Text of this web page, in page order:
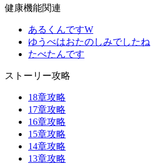
健康機能関連
あるくんですW
ゆうべはおたのしみでしたね
たべたんです
ストーリー攻略
18章攻略
17章攻略
16章攻略
15章攻略
14章攻略
13章攻略